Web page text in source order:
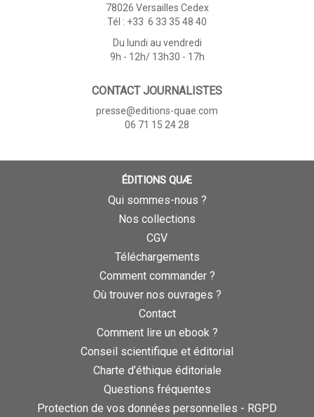
78026 Versailles Cedex
Tél : +33 6 33 35 48 40
Du lundi au vendredi
9h - 12h/ 13h30 - 17h
CONTACT JOURNALISTES
presse@editions-quae.com
06 71 15 24 28
ÉDITIONS QUÆ
Qui sommes-nous ?
Nos collections
CGV
Téléchargements
Comment commander ?
Où trouver nos ouvrages ?
Contact
Comment lire un ebook ?
Conseil scientifique et éditorial
Charte d’éthique éditoriale
Questions fréquentes
Protection de vos données personnelles - RGPD